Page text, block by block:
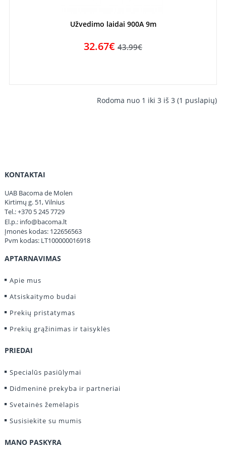
Užvedimo laidai 900A 9m
32.67€ 43.99€
Rodoma nuo 1 iki 3 iš 3 (1 puslapių)
KONTAKTAI
UAB Bacoma de Molen
Kirtimų g. 51, Vilnius
Tel.:+370 5 245 7729
El.p.: info@bacoma.lt
Įmonės kodas: 122656563
Pvm kodas: LT100000016918
APTARNAVIMAS
Apie mus
Atsiskaitymo budai
Prekių pristatymas
Prekių grąžinimas ir taisyklės
PRIEDAI
Specialūs pasiūlymai
Didmeninė prekyba ir partneriai
Svetainės žemėlapis
Susisiekite su mumis
MANO PASKYRA